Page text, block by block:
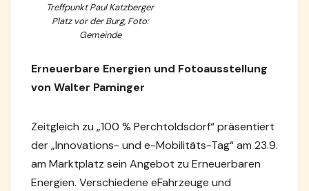
Treffpunkt Paul Katzberger
Platz vor der Burg, Foto:
Gemeinde
Erneuerbare Energien und Fotoausstellung
von Walter Paminger
Zeitgleich zu „100 % Perchtoldsdorf“ präsentiert
der „Innovations- und e-Mobilitäts-Tag“ am 23.9.
am Marktplatz sein Angebot zu Erneuerbaren
Energien. Verschiedene eFahrzeuge und